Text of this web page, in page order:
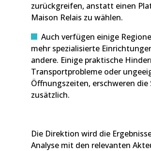
zurückgreifen, anstatt einen
Maison Relais zu wählen.
Auch verfügen einige
mehr spezialisierte
andere. Einige praktische
Transportprobleme oder
Öffnungszeiten, erschweren
zusätzlich.
Die Direktion wird die
Analyse mit den relevanten